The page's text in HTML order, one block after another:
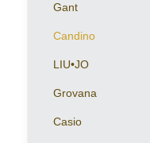
Gant
Candino
LIU•JO
Grovana
Casio